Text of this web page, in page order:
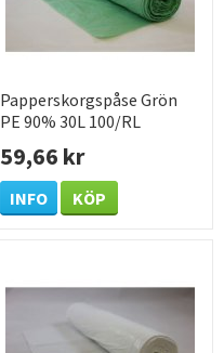
Papperskorgspåse Grön
PE 90% 30L 100/RL
59,66 kr
INFO KÖP